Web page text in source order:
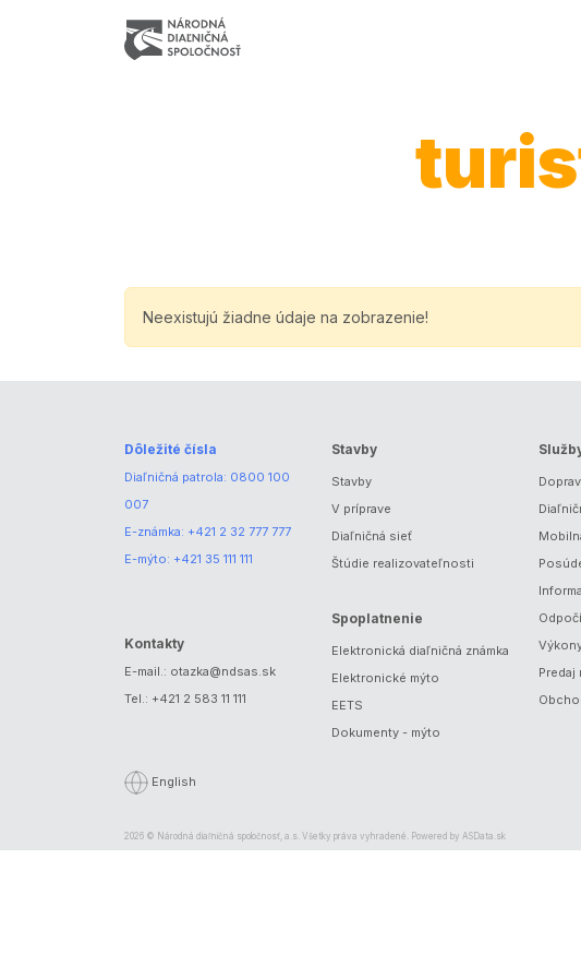
Neexistujú žiadne údaje na zobrazenie!
Dôležité čísla
Diaľničná patrola: 0800 100
007
E-známka: +421 2 32 777 777
E-mýto: +421 35 111 111
Kontakty
E-mail.: otazka@ndsas.sk
Tel.: +421 2 583 11 111
English
Stavby
Stavby
V príprave
Diaľničná sieť
Štúdie realizovateľnosti
Spoplatnenie
Elektronická diaľničná známka
Elektronické mýto
EETS
Dokumenty - mýto
Predaj
2026 © Národná diaľničná spoločnosť, a.s. Všetky práva vyhradené. Powered by ASData.sk